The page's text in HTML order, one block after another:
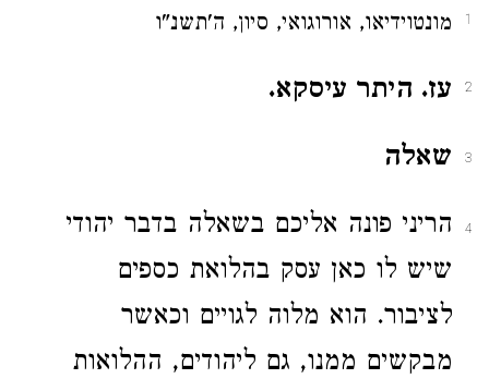
1 מונטוידיאו, אורוגואי, סיון, ה'תשנ"ו
2 עז. היתר עיסקא.
3 שאלה
4
הריני פונה אליכם בשאלה בדבר יהודי
שיש לו כאן עסק בהלואת כספים
לציבור. הוא מלוה לגויים וכאשר
מבקשים ממנו, גם ליהודים, ההלואות